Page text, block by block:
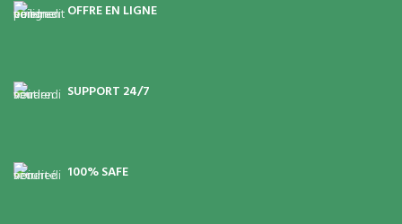
OFFRE EN LIGNE
SUPPORT 24/7
100% SAFE